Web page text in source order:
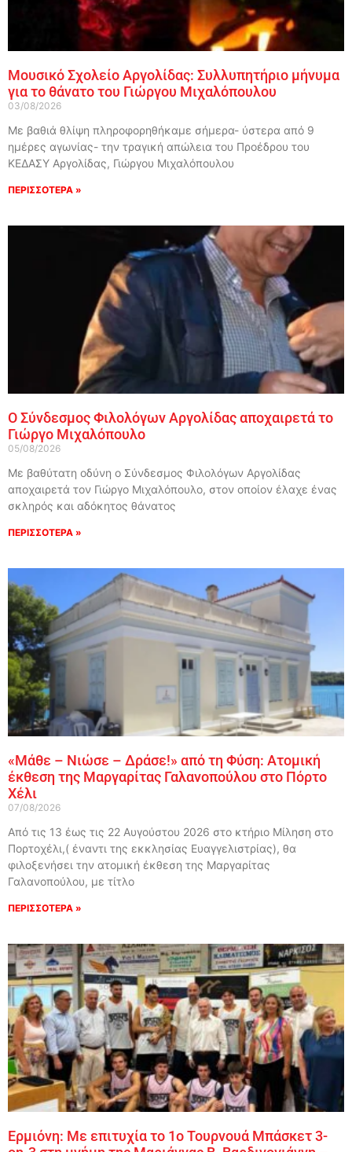
Μουσικό Σχολείο Αργολίδας: Συλλυπητήριο μήνυμα
για το θάνατο του Γιώργου Μιχαλόπουλου
03/08/2026
Με βαθιά θλίψη πληροφορηθήκαμε σήμερα- ύστερα από 9
ημέρες αγωνίας- την τραγική απώλεια του Προέδρου του
ΚΕΔΑΣΥ Αργολίδας, Γιώργου Μιχαλόπουλου
ΠΕΡΙΣΣΟΤΕΡΑ »
Ο Σύνδεσμος Φιλολόγων Αργολίδας αποχαιρετά το
Γιώργο Μιχαλόπουλο
05/08/2026
Με βαθύτατη οδύνη ο Σύνδεσμος Φιλολόγων Αργολίδας
αποχαιρετά τον Γιώργο Μιχαλόπουλο, στον οποίον έλαχε ένας
σκληρός και αδόκητος θάνατος
ΠΕΡΙΣΣΟΤΕΡΑ »
«Μάθε – Νιώσε – Δράσε!» από τη Φύση: Ατομική
έκθεση της Μαργαρίτας Γαλανοπούλου στο Πόρτο
Χέλι
07/08/2026
Από τις 13 έως τις 22 Αυγούστου 2026 στο κτήριο Μίληση στο
Πορτοχέλι,( έναντι της εκκλησίας Ευαγγελιστρίας), θα
φιλοξενήσει την ατομική έκθεση της Μαργαρίτας
Γαλανοπούλου, με τίτλο
ΠΕΡΙΣΣΟΤΕΡΑ »
Ερμιόνη: Με επιτυχία το 1ο Τουρνουά Μπάσκετ 3-